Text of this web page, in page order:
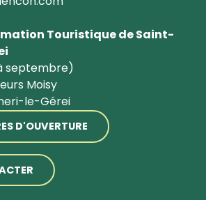
Touristique de Saint-
septembre)
Moisy
le-Gérei
D'OUVERTURE